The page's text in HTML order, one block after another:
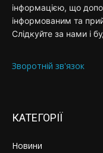
інформацією, що
інформованим та
Слідкуйте за нами і
Зворотній зв'язок
КАТЕГОРІЇ
Новини